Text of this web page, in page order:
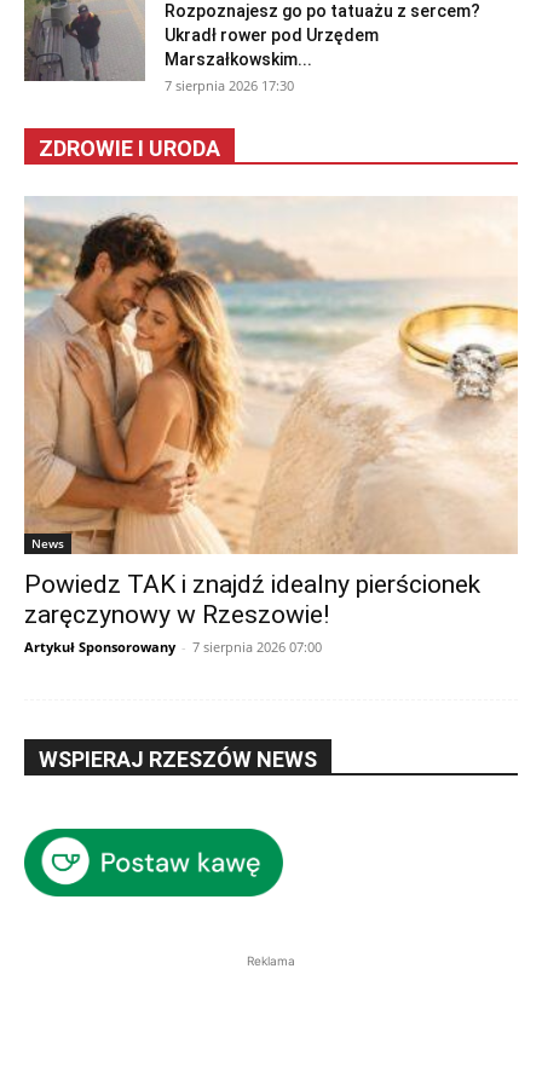
Rozpoznajesz go po tatuażu z sercem?
Ukradł rower pod Urzędem
Marszałkowskim...
7 sierpnia 2026 17:30
ZDROWIE I URODA
News
Powiedz TAK i znajdź idealny pierścionek
zaręczynowy w Rzeszowie!
Artykuł Sponsorowany - 7 sierpnia 2026 07:00
WSPIERAJ RZESZÓW NEWS
Reklama